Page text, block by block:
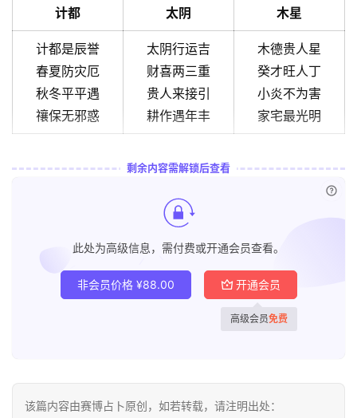
计都 太阴 木星
计都是辰誉
春夏防灾厄
秋冬平平遇
禳保无邪惑
太阴行运吉
财喜两三重
贵人来接引
耕作遇年丰
木德贵人星
癸才旺人丁
小炎不为害
家宅最光明
剩余内容需解锁后查看
此处为高级信息，需付费或开通会员查看。
非会员价格 ¥88.00 开通会员
高级会员免费
该篇内容由赛博占卜原创，如若转载，请注明出处：